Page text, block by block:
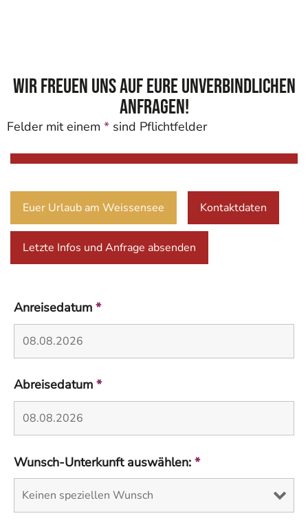
Wir freuen uns auf eure unverbindlichen
Anfragen!
Felder mit einem * sind Pflichtfelder
Euer Urlaub am Weissensee Kontaktdaten
Letzte Infos und Anfrage absenden
Anreisedatum *
Abreisedatum *
Wunsch-Unterkunft auswählen: *